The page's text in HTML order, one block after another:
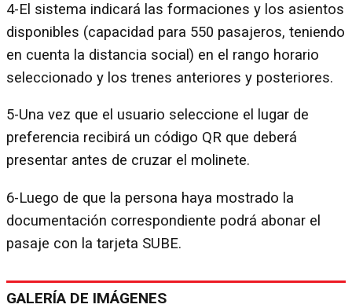
4-El sistema indicará las formaciones y los asientos
disponibles (capacidad para 550 pasajeros, teniendo
en cuenta la distancia social) en el rango horario
seleccionado y los trenes anteriores y posteriores.
5-Una vez que el usuario seleccione el lugar de
preferencia recibirá un código QR que deberá
presentar antes de cruzar el molinete.
6-Luego de que la persona haya mostrado la
documentación correspondiente podrá abonar el
pasaje con la tarjeta SUBE.
GALERÍA DE IMÁGENES